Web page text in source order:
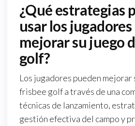
¿Qué estrategias
usar los jugadores
mejorar su juego
golf?
Los jugadores pueden mejorar
frisbee golf a través de una
técnicas de lanzamiento,
gestión efectiva del campo y